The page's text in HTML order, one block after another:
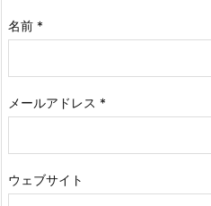
名前 *
メールアドレス *
ウェブサイト